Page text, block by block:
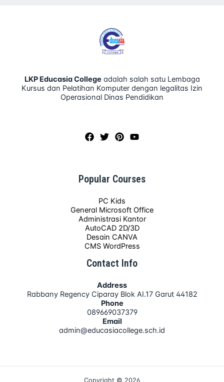
LKP Educasia College adalah salah satu Lembaga
Kursus dan Pelatihan Komputer dengan legalitas Izin
Operasional Dinas Pendidikan
Popular Courses
PC Kids
General Microsoft Office
Administrasi Kantor
AutoCAD 2D/3D
Desain CANVA
CMS WordPress
Contact Info
Address
Rabbany Regency Ciparay Blok AI.17 Garut 44182
Phone
089669037379
Email
admin@educasiacollege.sch.id
Copyright © 2026